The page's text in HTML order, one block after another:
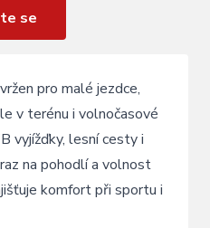
se
pro malé jezdce,
v terénu i volnočasové
vyjížďky, lesní cesty i
na pohodlí a volnost
komfort při sportu i